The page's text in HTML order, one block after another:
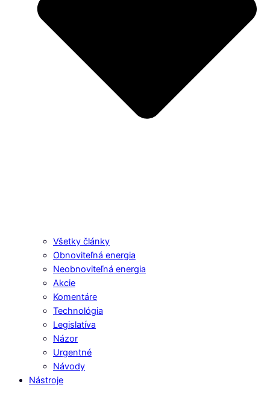
Všetky články
Obnoviteľná energia
Neobnoviteľná energia
Akcie
Komentáre
Technológia
Legislatíva
Názor
Urgentné
Návody
Nástroje